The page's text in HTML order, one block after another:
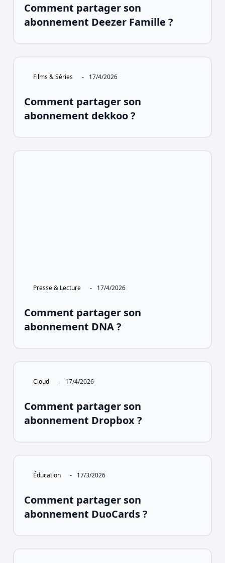
Comment partager son
abonnement Deezer Famille ?
Films & Séries - 17/4/2026
Comment partager son
abonnement dekkoo ?
Presse & Lecture - 17/4/2026
Comment partager son
abonnement DNA ?
Cloud - 17/4/2026
Comment partager son
abonnement Dropbox ?
Éducation - 17/3/2026
Comment partager son
abonnement DuoCards ?